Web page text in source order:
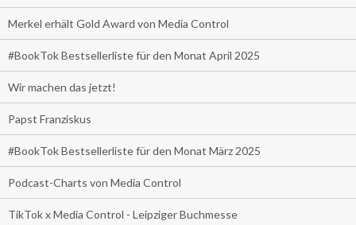
Merkel erhält Gold Award von Media Control
#BookTok Bestsellerliste für den Monat April 2025
Wir machen das jetzt!
Papst Franziskus
#BookTok Bestsellerliste für den Monat März 2025
Podcast-Charts von Media Control
TikTok x Media Control - Leipziger Buchmesse